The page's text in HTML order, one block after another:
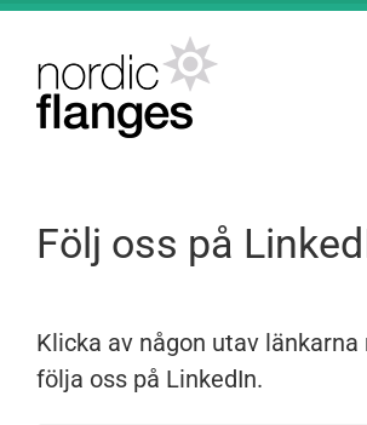
Fortsätt
Följ oss på
Klicka av någon utav
följa oss på LinkedIn.